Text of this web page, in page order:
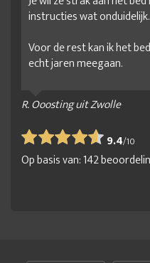
instructies wat onduidelijk.
Voor de rest kan ik het
echt jaren meegaan.
R. Ooosting uit Zwolle
9.4/10
Op basis van:142